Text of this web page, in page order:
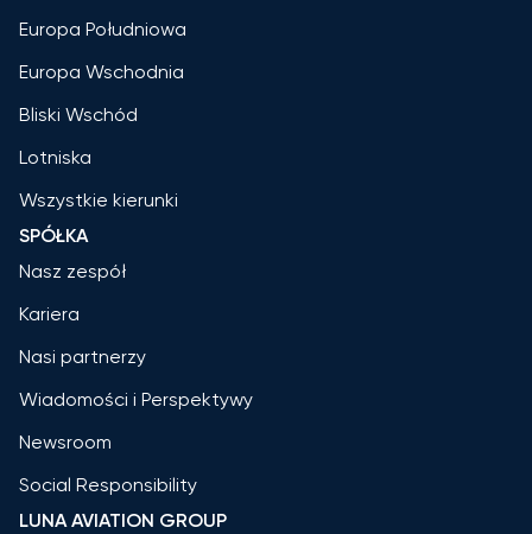
Europa Południowa
Europa Wschodnia
Bliski Wschód
Lotniska
Wszystkie kierunki
SPÓŁKA
Nasz zespół
Kariera
Nasi partnerzy
Wiadomości i Perspektywy
Newsroom
Social Responsibility
LUNA AVIATION GROUP